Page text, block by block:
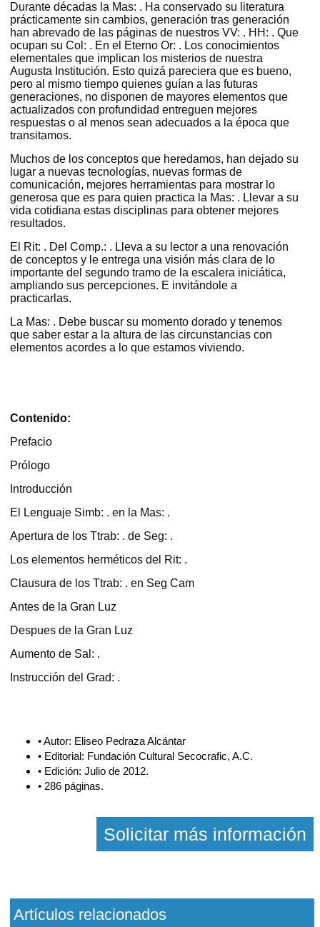
Durante décadas la Mas: . Ha conservado su literatura
prácticamente sin cambios, generación tras generación
han abrevado de las páginas de nuestros VV: . HH: . Que
ocupan su Col: . En el Eterno Or: . Los conocimientos
elementales que implican los misterios de nuestra
Augusta Institución. Esto quizá pareciera que es bueno,
pero al mismo tiempo quienes guían a las futuras
generaciones, no disponen de mayores elementos que
actualizados con profundidad entreguen mejores
respuestas o al menos sean adecuados a la época que
transitamos.
Muchos de los conceptos que heredamos, han dejado su
lugar a nuevas tecnologías, nuevas formas de
comunicación, mejores herramientas para mostrar lo
generosa que es para quien practica la Mas: . Llevar a su
vida cotidiana estas disciplinas para obtener mejores
resultados.
El Rit: . Del Comp.: . Lleva a su lector a una renovación
de conceptos y le entrega una visión más clara de lo
importante del segundo tramo de la escalera iniciática,
ampliando sus percepciones. E invitándole a
practicarlas.
La Mas: . Debe buscar su momento dorado y tenemos
que saber estar a la altura de las circunstancias con
elementos acordes a lo que estamos viviendo.
Contenido:
Prefacio
Prólogo
Introducción
El Lenguaje Simb: . en la Mas: .
Apertura de los Ttrab: . de Seg: .
Los elementos herméticos del Rit: .
Clausura de los Ttrab: . en Seg Cam
Antes de la Gran Luz
Despues de la Gran Luz
Aumento de Sal: .
Instrucción del Grad: .
• Autor: Eliseo Pedraza Alcántar
• Editorial: Fundación Cultural Secocrafic, A.C.
• Edición: Julio de 2012.
• 286 páginas.
Solicitar más información
Artículos relacionados